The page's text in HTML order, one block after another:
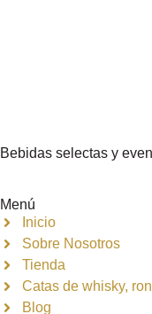
Bebidas selectas y
Menú
Inicio
Sobre Nosotros
Tienda
Catas de whisky,
Blog